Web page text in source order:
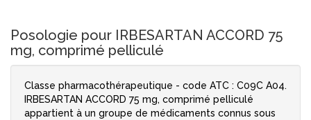
Posologie pour IRBESARTAN ACCORD 75
mg, comprimé pelliculé
Classe pharmacothérapeutique - code ATC : C09C A04.
IRBESARTAN ACCORD 75 mg, comprimé pelliculé
appartient à un groupe de médicaments connus sous